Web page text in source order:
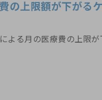
の上限額が下がる
よる月の医療費の上限が